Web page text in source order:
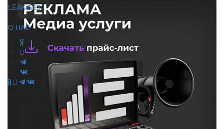
LEAK-БЕЗ
О НАС